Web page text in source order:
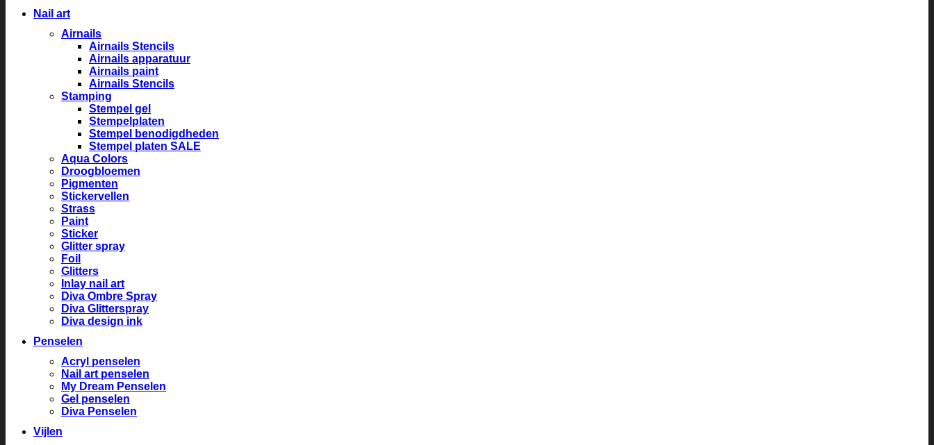
Nail art
Airnails
Airnails Stencils
Airnails apparatuur
Airnails paint
Airnails Stencils
Stamping
Stempel gel
Stempelplaten
Stempel benodigdheden
Stempel platen SALE
Aqua Colors
Droogbloemen
Pigmenten
Stickervellen
Strass
Paint
Sticker
Glitter spray
Foil
Glitters
Inlay nail art
Diva Ombre Spray
Diva Glitterspray
Diva design ink
Penselen
Acryl penselen
Nail art penselen
My Dream Penselen
Gel penselen
Diva Penselen
Vijlen